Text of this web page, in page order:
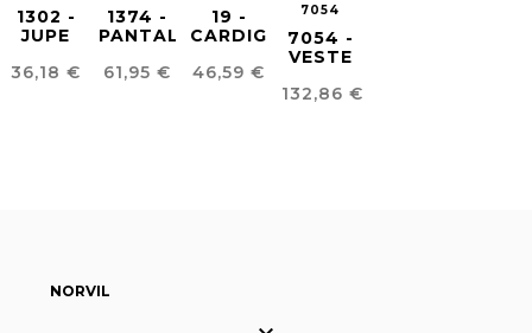
1302 -
JUPE
Prix
36,18 €
1374 -
PANTALON
REGULAR
Prix
61,95 €
19 -
CARDIGAN
FEMME
Prix
46,59 €
7054
7054 -
VESTE
FEMME
Prix
132,86 €
NORVIL